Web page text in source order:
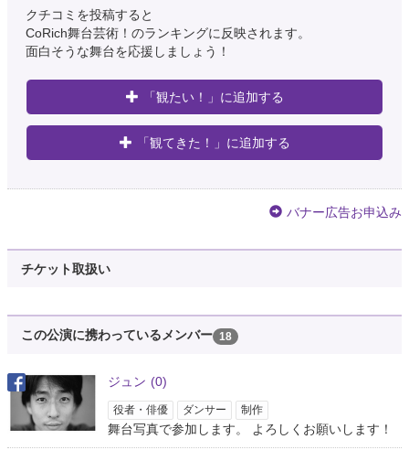
クチコミを投稿すると
CoRich舞台芸術！のランキングに反映されます。
面白そうな舞台を応援しましょう！
「観たい！」に追加する
「観てきた！」に追加する
バナー広告お申込み
チケット取扱い
この公演に携わっているメンバー 18
ジュン (0)
役者・俳優 ダンサー 制作
舞台写真で参加します。 よろしくお願いします！